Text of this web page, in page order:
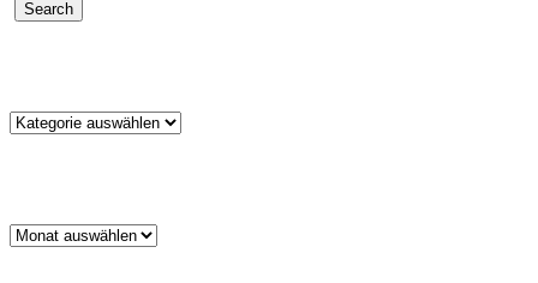
Kategorien
Archiv